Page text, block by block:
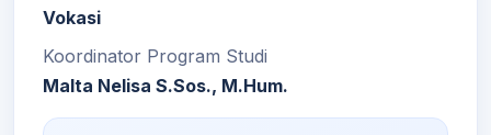
Vokasi
Koordinator Program Studi
Malta Nelisa S.Sos., M.Hum.